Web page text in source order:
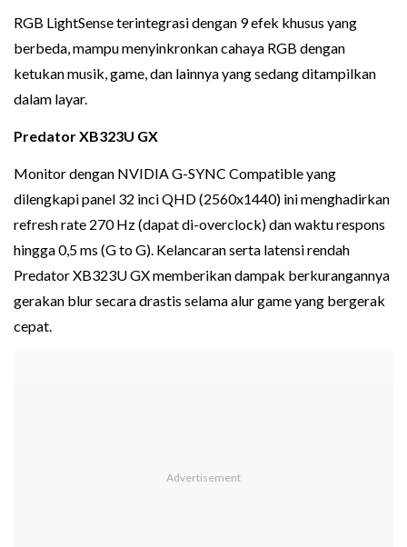
RGB LightSense terintegrasi dengan 9 efek khusus yang
berbeda, mampu menyinkronkan cahaya RGB dengan
ketukan musik, game, dan lainnya yang sedang ditampilkan
dalam layar.
Predator XB323U GX
Monitor dengan NVIDIA G-SYNC Compatible yang
dilengkapi panel 32 inci QHD (2560x1440) ini menghadirkan
refresh rate 270 Hz (dapat di-overclock) dan waktu respons
hingga 0,5 ms (G to G). Kelancaran serta latensi rendah
Predator XB323U GX memberikan dampak berkurangannya
gerakan blur secara drastis selama alur game yang bergerak
cepat.